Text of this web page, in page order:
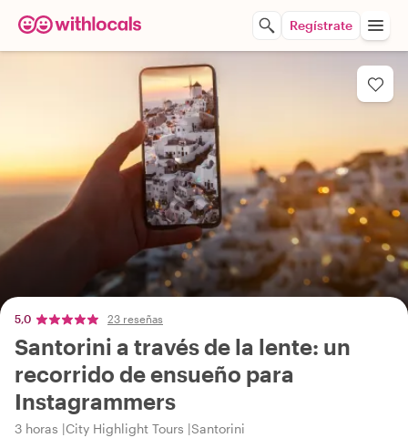
Regístrate
5,0 23 reseñas
Santorini a través de la lente: un
recorrido de ensueño para
Instagrammers
3 horas City Highlight Tours Santorini